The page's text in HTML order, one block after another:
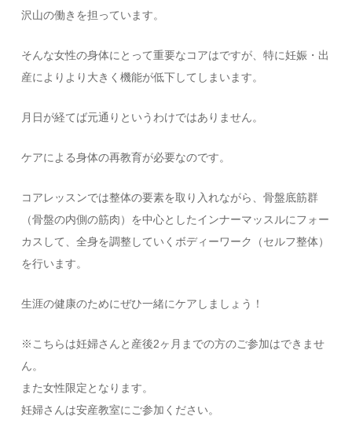
沢山の働きを担っています。
そんな女性の身体にとって重要なコアはですが、特に妊娠・出
産によりより大きく機能が低下してしまいます。
月日が経てば元通りというわけではありません。
ケアによる身体の再教育が必要なのです。
コアレッスンでは整体の要素を取り入れながら、骨盤底筋群
（骨盤の内側の筋肉）を中心としたインナーマッスルにフォー
カスして、全身を調整していくボディーワーク（セルフ整体）
を行います。
生涯の健康のためにぜひ一緒にケアしましょう！
※こちらは妊婦さんと産後2ヶ月までの方のご参加はできませ
ん。
また女性限定となります。
妊婦さんは安産教室にご参加ください。